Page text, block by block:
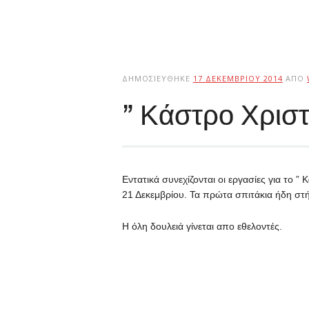
ΔΗΜΟΣΙΕΎΘΗΚΕ 17 ΔΕΚΕΜΒΡΊΟΥ 2014 ΑΠΌ
” Κάστρο
Εντατικά συνεχίζονται οι εργασίες για το
21 Δεκεμβρίου. Τα πρώτα σπιτάκια ήδη
Η όλη δουλειά γίνεται απο εθελοντές.